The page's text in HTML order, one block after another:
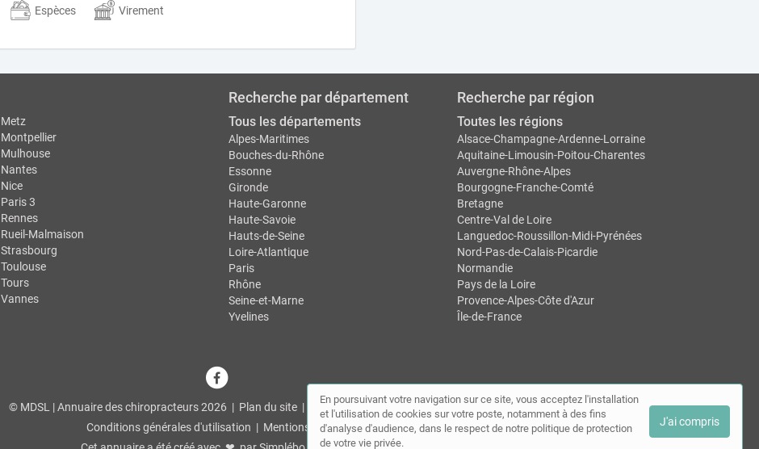
Espèces Virement
Metz
Montpellier
Mulhouse
Nantes
Nice
Paris 3
Rennes
Rueil-Malmaison
Strasbourg
Toulouse
Tours
Vannes
Recherche par département
Tous les départements
Alpes-Maritimes
Bouches-du-Rhône
Essonne
Gironde
Haute-Garonne
Haute-Savoie
Hauts-de-Seine
Loire-Atlantique
Paris
Rhône
Seine-et-Marne
Yvelines
Recherche par région
Toutes les régions
Alsace-Champagne-Ardenne-Lorraine
Aquitaine-Limousin-Poitou-Charentes
Auvergne-Rhône-Alpes
Bourgogne-Franche-Comté
Bretagne
Centre-Val de Loire
Languedoc-Roussillon-Midi-Pyrénées
Nord-Pas-de-Calais-Picardie
Normandie
Pays de la Loire
Provence-Alpes-Côte d'Azur
Île-de-France
© MDSL | Annuaire des chiropracteurs 2026 | Plan du site| Mon compte|Contact
Conditions générales d'utilisation | Mentions légales
En poursuivant votre navigation sur ce site, vous acceptez l'installation
et l'utilisation de cookies sur votre poste, notamment à des fins
d'analyse d'audience, dans le respect de notre politique de protection
de votre vie privée.
J'ai compris